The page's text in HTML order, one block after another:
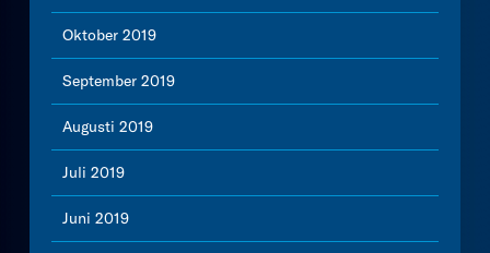
Oktober 2019
September 2019
Augusti 2019
Juli 2019
Juni 2019